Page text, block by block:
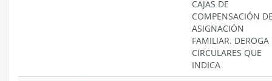
CAJAS DE
COMPENSACIÓN
ASIGNACIÓN
FAMILIAR. DEROGA
CIRCULARES QUE
INDICA